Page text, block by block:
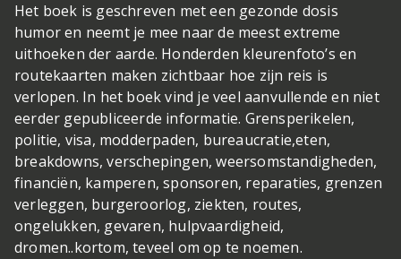
Het boek is geschreven met een gezonde dosis
humor en neemt je mee naar de meest extreme
uithoeken der aarde. Honderden kleurenfoto’s en
routekaarten maken zichtbaar hoe zijn reis is
verlopen. In het boek vind je veel aanvullende en niet
eerder gepubliceerde informatie. Grensperikelen,
politie, visa, modderpaden, bureaucratie,eten,
breakdowns, verschepingen, weersomstandigheden,
financiën, kamperen, sponsoren, reparaties, grenzen
verleggen, burgeroorlog, ziekten, routes,
ongelukken, gevaren, hulpvaardigheid,
dromen..kortom, teveel om op te noemen.